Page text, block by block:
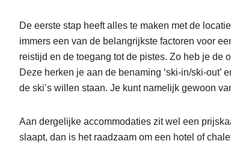
De eerste stap heeft alles te maken met de
immers een van de belangrijkste factoren voor
reistijd en de toegang tot de pistes. Zo heb je de
Deze herken je aan de benaming ‘ski-in/ski-
de ski’s willen staan. Je kunt namelijk gewoon
Aan dergelijke accommodaties zit wel een
slaapt, dan is het raadzaam om een hotel of